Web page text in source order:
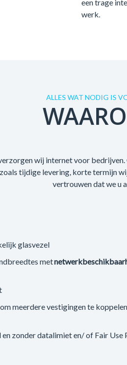
een trage
werk.
ALLES WAT NODIG IS
wij internet voor
tijdige levering, korte termijn
vertrouwen dat we u
glasvezel
met
meerdere vestigingen te
zonder datalimiet en/ of Fair Use